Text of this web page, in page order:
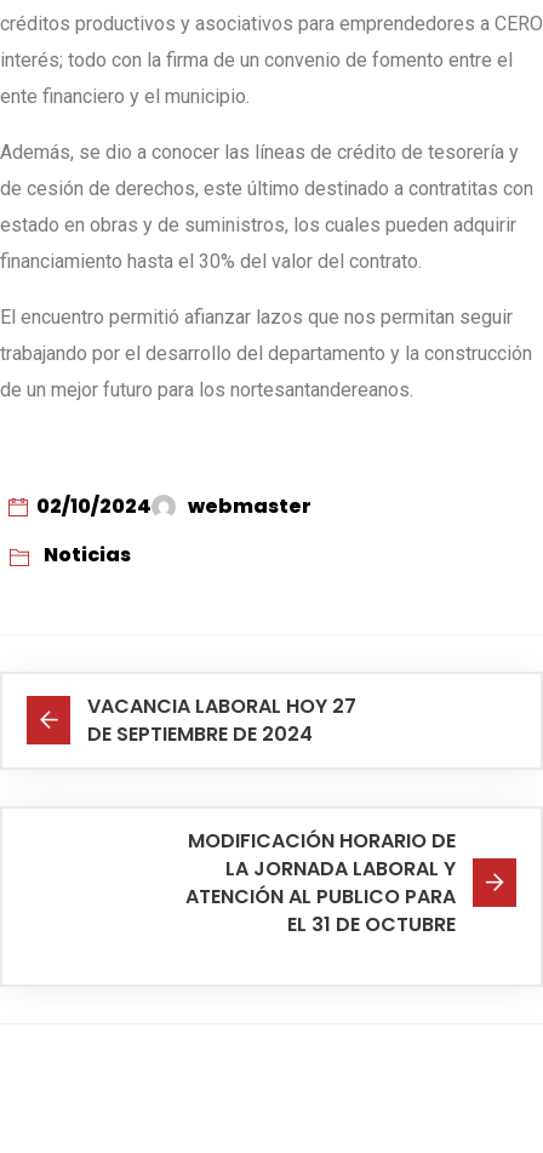
créditos productivos y asociativos para emprendedores a CERO
interés; todo con la firma de un convenio de fomento entre el
ente financiero y el municipio.
Además, se dio a conocer las líneas de crédito de tesorería y
de cesión de derechos, este último destinado a contratitas con
estado en obras y de suministros, los cuales pueden adquirir
financiamiento hasta el 30% del valor del contrato.
El encuentro permitió afianzar lazos que nos permitan seguir
trabajando por el desarrollo del departamento y la construcción
de un mejor futuro para los nortesantandereanos.
02/10/2024
webmaster
Noticias
VACANCIA LABORAL HOY 27
DE SEPTIEMBRE DE 2024
MODIFICACIÓN HORARIO DE
LA JORNADA LABORAL Y
ATENCIÓN AL PUBLICO PARA
EL 31 DE OCTUBRE